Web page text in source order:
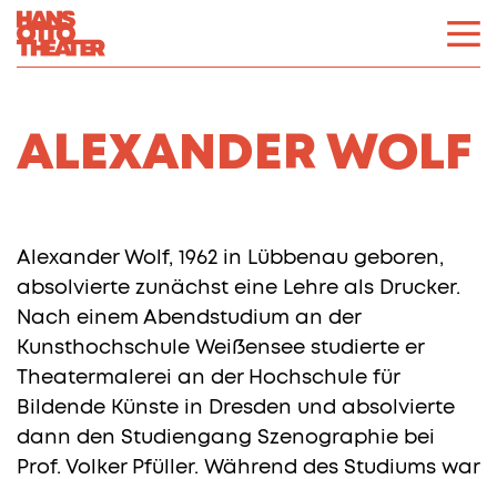
ALEXANDER WOLF
Alexander Wolf, 1962 in Lübbenau geboren,
absolvierte zunächst eine Lehre als Drucker.
Nach einem Abendstudium an der
Kunsthochschule Weißensee studierte er
Theatermalerei an der Hochschule für
Bildende Künste in Dresden und absolvierte
dann den Studiengang Szenographie bei
Prof. Volker Pfüller. Während des Studiums war